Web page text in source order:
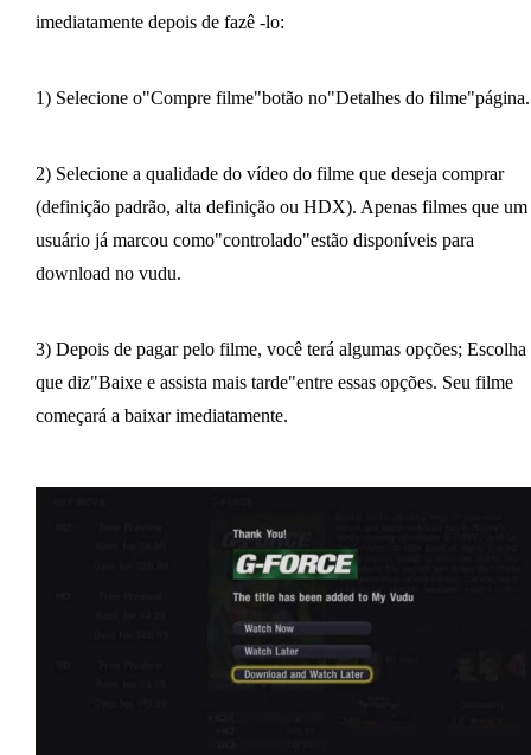
imediatamente depois de fazê -lo:
1) Selecione o"Compre filme"botão no"Detalhes do filme"página.
2) Selecione a qualidade do vídeo do filme que deseja comprar
(definição padrão, alta definição ou HDX). Apenas filmes que um
usuário já marcou como"controlado"estão disponíveis para
download no vudu.
3) Depois de pagar pelo filme, você terá algumas opções; Escolha
que diz"Baixe e assista mais tarde"entre essas opções. Seu filme
começará a baixar imediatamente.